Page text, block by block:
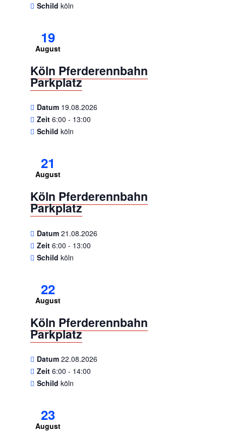
Schild köln
19
August
Köln Pferderennbahn
Parkplatz
Datum 19.08.2026
Zeit 6:00 - 13:00
Schild köln
21
August
Köln Pferderennbahn
Parkplatz
Datum 21.08.2026
Zeit 6:00 - 13:00
Schild köln
22
August
Köln Pferderennbahn
Parkplatz
Datum 22.08.2026
Zeit 6:00 - 14:00
Schild köln
23
August